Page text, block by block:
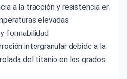
a la tracción y resistencia en
elevadas
formabilidad
intergranular debido a la
del titanio en los grados